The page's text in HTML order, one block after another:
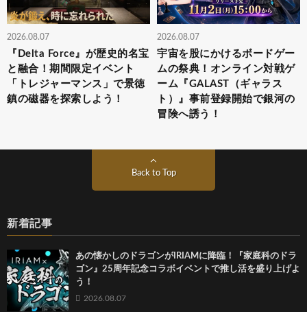
2026.08.07
『Delta Force』が歴史的名宝
と融合！期間限定イベント
「トレジャーマンス」で景徳
鎮の磁器を探索しよう！
2026.08.07
宇宙を股にかけるボードゲー
ムの祭典！オンライン対戦ゲ
ーム『GALAST（ギャラス
ト）』事前登録開始で銀河の
冒険へ誘う！
Back to Top
新着記事
あの懐かしのドラゴンがIRIAMに降臨！『家庭科のドラ
ゴン』25周年記念コラボイベントで推し活を盛り上げよ
う！
2026.08.07